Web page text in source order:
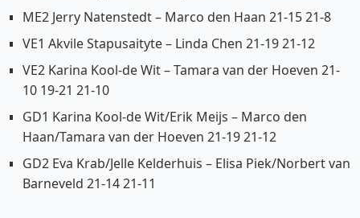
ME2 Jerry Natenstedt – Marco den Haan 21-15 21-8
VE1 Akvile Stapusaityte – Linda Chen 21-19 21-12
VE2 Karina Kool-de Wit – Tamara van der Hoeven 21-
10 19-21 21-10
GD1 Karina Kool-de Wit/Erik Meijs – Marco den
Haan/Tamara van der Hoeven 21-19 21-12
GD2 Eva Krab/Jelle Kelderhuis – Elisa Piek/Norbert van
Barneveld 21-14 21-11